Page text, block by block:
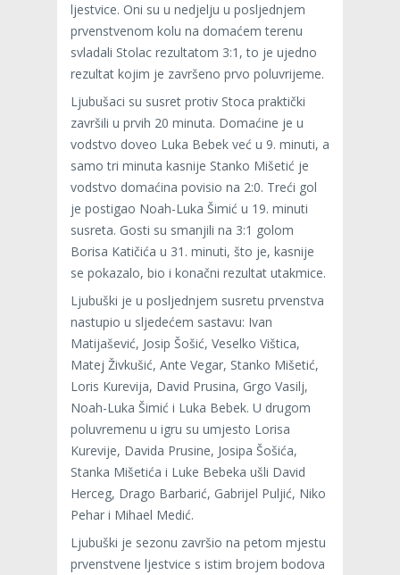
ljestvice. Oni su u nedjelju u posljednjem
prvenstvenom kolu na domaćem terenu
svladali Stolac rezultatom 3:1, to je ujedno
rezultat kojim je završeno prvo poluvrijeme.
Ljubušaci su susret protiv Stoca praktički
završili u prvih 20 minuta. Domaćine je u
vodstvo doveo Luka Bebek već u 9. minuti, a
samo tri minuta kasnije Stanko Mišetić je
vodstvo domaćina povisio na 2:0. Treći gol
je postigao Noah-Luka Šimić u 19. minuti
susreta. Gosti su smanjili na 3:1 golom
Borisa Katičića u 31. minuti, što je, kasnije
se pokazalo, bio i konačni rezultat utakmice.
Ljubuški je u posljednjem susretu prvenstva
nastupio u sljedećem sastavu: Ivan
Matijašević, Josip Šošić, Veselko Vištica,
Matej Živkušić, Ante Vegar, Stanko Mišetić,
Loris Kurevija, David Prusina, Grgo Vasilj,
Noah-Luka Šimić i Luka Bebek. U drugom
poluvremenu u igru su umjesto Lorisa
Kurevije, Davida Prusine, Josipa Šošića,
Stanka Mišetića i Luke Bebeka ušli David
Herceg, Drago Barbarić, Gabrijel Puljić, Niko
Pehar i Mihael Medić.
Ljubuški je sezonu završio na petom mjestu
prvenstvene ljestvice s istim brojem bodova